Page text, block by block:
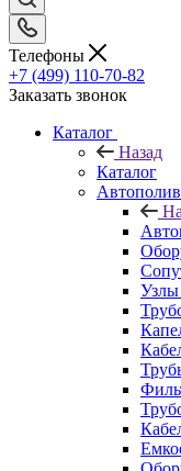
Телефоны
+7 (499) 110-70-82
Заказать звонок
Каталог
Назад
Каталог
Автополив
Узлы